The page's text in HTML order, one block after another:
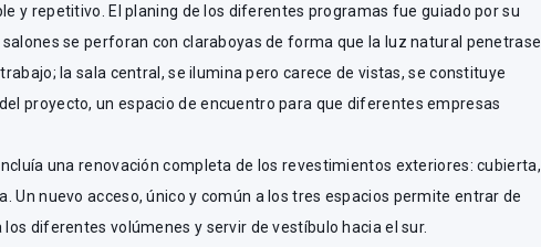
y repetitivo. El planing de los diferentes programas fue guiado por su
salones se perforan con claraboyas de forma que la luz natural penetrase
la sala central, se ilumina pero carece de vistas, se constituye
proyecto, un espacio de encuentro para que diferentes empresas
una renovación completa de los revestimientos exteriores: cubierta,
Un nuevo acceso, único y común a los tres espacios permite entrar de
diferentes volúmenes y servir de vestíbulo hacia el sur.